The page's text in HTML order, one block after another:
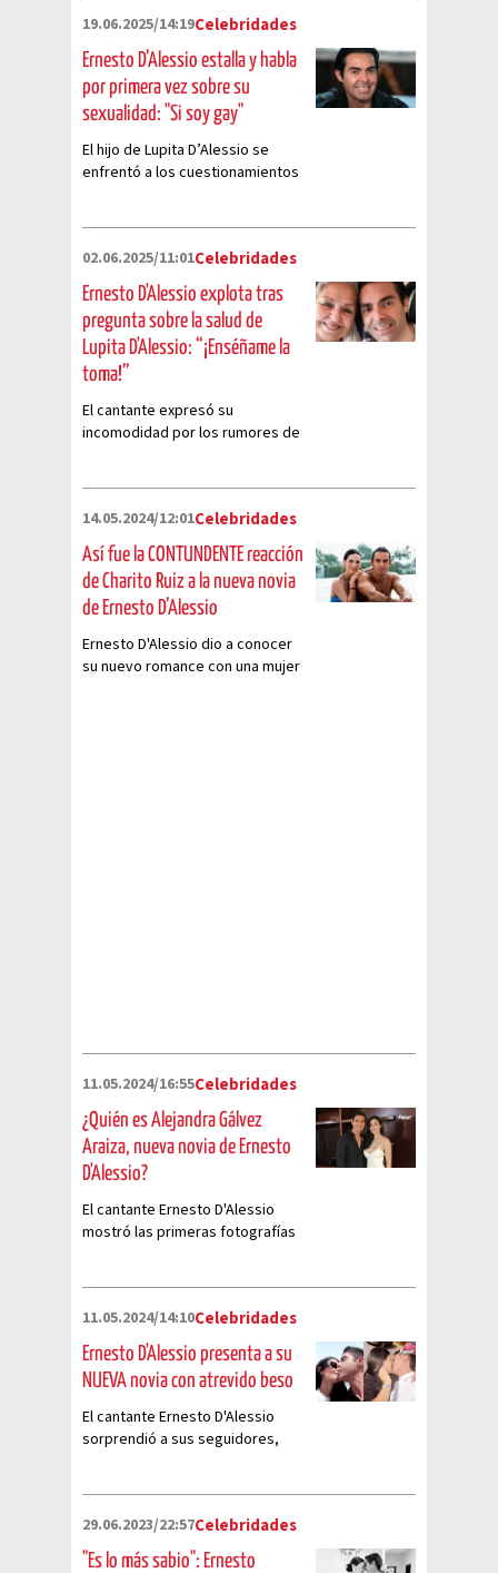
19.06.2025/14:19Celebridades
Ernesto D’Alessio estalla y habla
por primera vez sobre su
sexualidad: "Si soy gay"
El hijo de Lupita D’Alessio se
enfrentó a los cuestionamientos
02.06.2025/11:01Celebridades
Ernesto D'Alessio explota tras
pregunta sobre la salud de
Lupita D'Alessio: “¡Enséñame la
toma!”
El cantante expresó su
incomodidad por los rumores de
14.05.2024/12:01Celebridades
Así fue la CONTUNDENTE reacción
de Charito Ruiz a la nueva novia
de Ernesto D’Alessio
Ernesto D'Alessio dio a conocer
su nuevo romance con una mujer
11.05.2024/16:55Celebridades
¿Quién es Alejandra Gálvez
Araiza, nueva novia de Ernesto
D'Alessio?
El cantante Ernesto D'Alessio
mostró las primeras fotografías
11.05.2024/14:10Celebridades
Ernesto D'Alessio presenta a su
NUEVA novia con atrevido beso
El cantante Ernesto D'Alessio
sorprendió a sus seguidores,
29.06.2023/22:57Celebridades
"Es lo más sabio": Ernesto